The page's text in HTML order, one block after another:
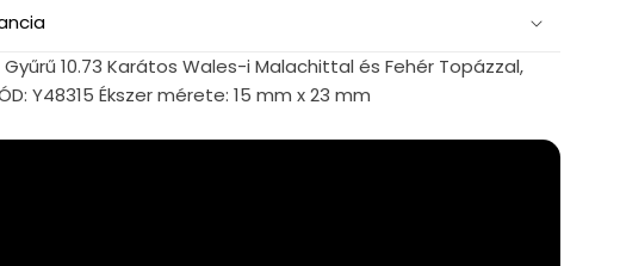
10.73 Karátos Wales-i Malachittal és Fehér Topázzal,
Y48315 Ékszer mérete: 15 mm x 23 mm